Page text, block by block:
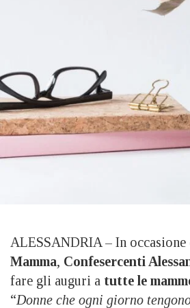
ALESSANDRIA – In occasione
Mamma, Confesercenti
fare gli auguri a tutte le
“Donne che ogni giorno